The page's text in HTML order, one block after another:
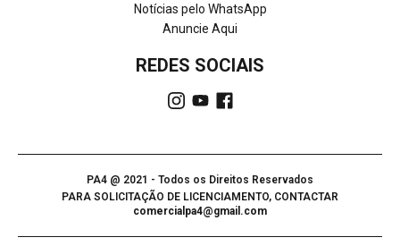
Notícias pelo WhatsApp
Anuncie Aqui
REDES SOCIAIS
PA4 @ 2021 - Todos os Direitos Reservados
PARA SOLICITAÇÃO DE LICENCIAMENTO, CONTACTAR
comercialpa4@gmail.com